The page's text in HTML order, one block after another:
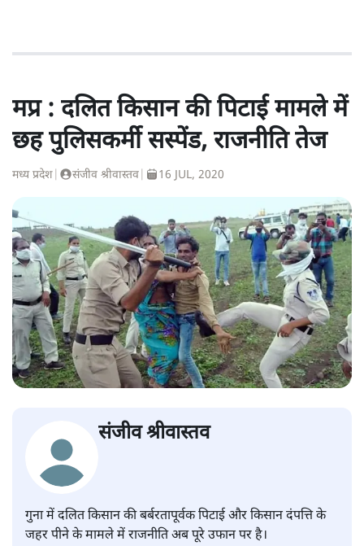
मप्र : दलित किसान की पिटाई मामले में
छह पुलिसकर्मी सस्पेंड, राजनीति तेज
मध्य प्रदेश संजीव श्रीवास्तव 16 JUL, 2020
संजीव श्रीवास्तव
गुना में दलित किसान की बर्बरतापूर्वक पिटाई और किसान दंपत्ति के
जहर पीने के मामले में राजनीति अब पूरे उफान पर है।